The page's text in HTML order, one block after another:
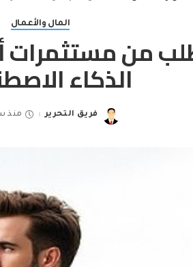
المال والأعمال
من مستثمرات
الذكاء
Posted
فريق التحرير منذ